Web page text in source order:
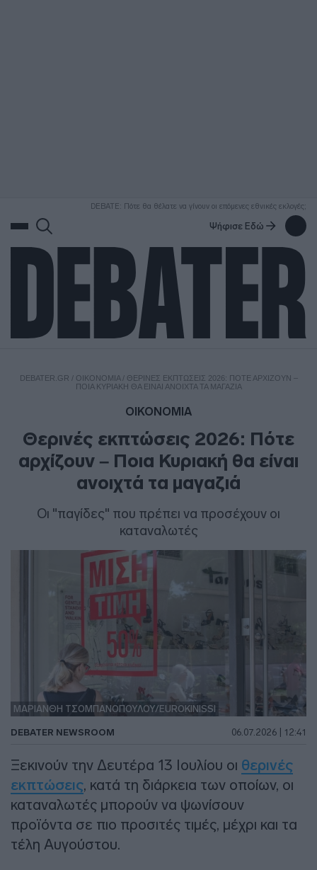
DEBATE: Πότε θα θέλατε να γίνουν οι επόμενες εθνικές εκλογές;
Ψήφισε Εδώ
DEBATER.GR / ΟΙΚΟΝΟΜΙΑ/ ΘΕΡΙΝΈΣ ΕΚΠΤΏΣΕΙΣ 2026: ΠΌΤΕ ΑΡΧΊΖΟΥΝ –
ΠΟΙΑ ΚΥΡΙΑΚΉ ΘΑ ΕΊΝΑΙ ΑΝΟΙΧΤΆ ΤΑ ΜΑΓΑΖΙΆ
ΟΙΚΟΝΟΜΙΑ
Θερινές εκπτώσεις 2026: Πότε
αρχίζουν – Ποια Κυριακή θα είναι
ανοιχτά τα μαγαζιά
Οι "παγίδες" που πρέπει να προσέχουν οι
καταναλωτές
ΜΑΡΙΑΝΘΗ ΤΣΟΜΠΑΝΟΠΟΥΛΟΥ/EUROKINISSI
DEBATER NEWSROOM 06.07.2026 | 12:41
Ξεκινούν την Δευτέρα 13 Ιουλίου οι θερινές
εκπτώσεις, κατά τη διάρκεια των οποίων, οι
καταναλωτές μπορούν να ψωνίσουν
προϊόντα σε πιο προσιτές τιμές, μέχρι και τα
τέλη Αυγούστου.